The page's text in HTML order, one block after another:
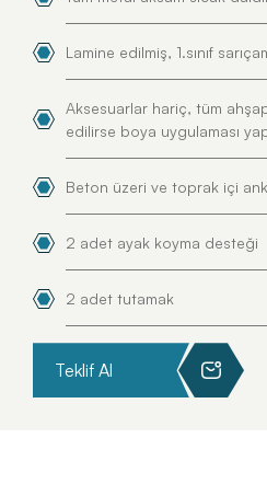
Lamine edilmiş, 1.sınıf
Aksesuarlar hariç, tüm
edilirse boya uygulaması
Beton üzeri ve toprak içi
2 adet ayak koyma desteği
2 adet tutamak
Teklif Al